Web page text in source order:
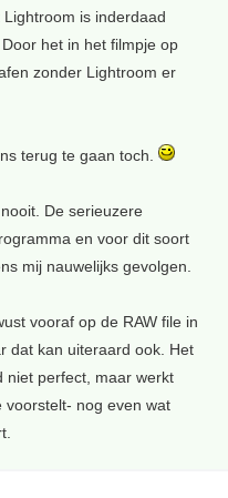
is inderdaad
het in het filmpje op
zonder Lightroom er
terug te gaan toch.
De serieuzere
en voor dit soort
mij nauwelijks gevolgen.
vooraf op de RAW file in
dat kan uiteraard ook. Het
niet perfect, maar werkt
voorstelt- nog even wat